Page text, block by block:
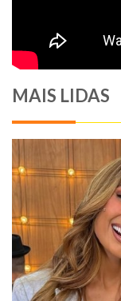
MAIS LIDAS